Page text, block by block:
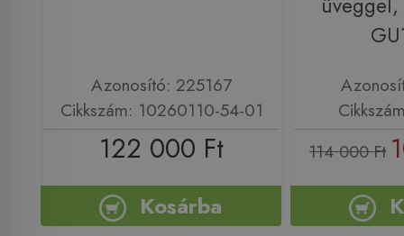
Azonosító: 225167
Cikkszám: 10260110-54-01
122 000 Ft
Kosárba
114 000 Ft